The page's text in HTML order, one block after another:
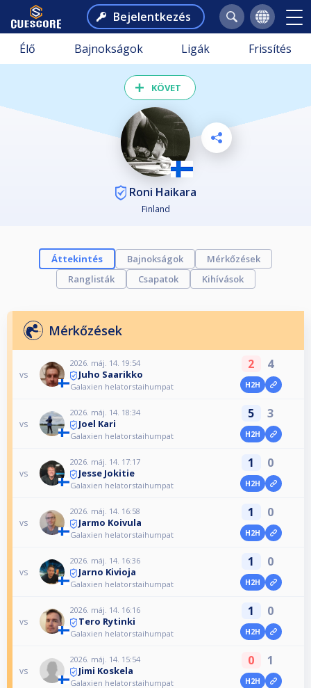
Bejelentkezés
Élő Bajnokságok Ligák Frissítés
KÖVET
Roni Haikara
Finland
Áttekintés Bajnokságok
Mérkőzések
Ranglisták
Csapatok Kihívások
Mérkőzések
vs
2026. máj. 14. 19:54
Juho Saarikko
Galaxien helatorstaihumpat
2 4
H2H
vs
2026. máj. 14. 18:34
Joel Kari
Galaxien helatorstaihumpat
5 3
H2H
vs
2026. máj. 14. 17:17
Jesse Jokitie
Galaxien helatorstaihumpat
1 0
H2H
vs
2026. máj. 14. 16:58
Jarmo Koivula
Galaxien helatorstaihumpat
1 0
H2H
vs
2026. máj. 14. 16:36
Jarno Kivioja
Galaxien helatorstaihumpat
1 0
H2H
vs
2026. máj. 14. 16:16
Tero Rytinki
Galaxien helatorstaihumpat
1 0
H2H
vs
2026. máj. 14. 15:54
Jimi Koskela
Galaxien helatorstaihumpat
0 1
H2H